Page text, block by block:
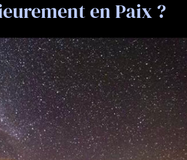
en Paix ?